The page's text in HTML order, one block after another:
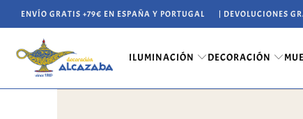
ENVÍO GRATIS +79€ EN ESPAÑA Y PORTUGAL | DEVOLUCIONES
ILUMINACIÓN DECORACIÓN